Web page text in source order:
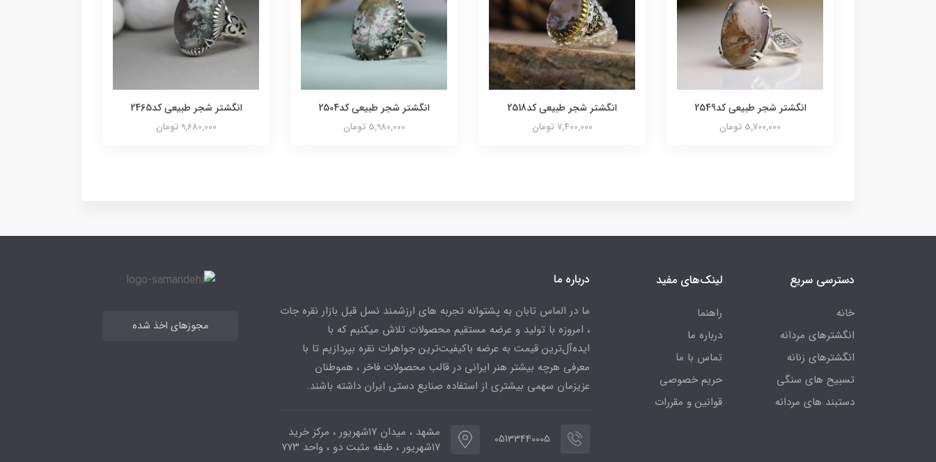
انگشتر شجر طبیعی کد2549
5,700,000 تومان
انگشتر شجر طبیعی کد2518
7,400,000 تومان
انگشتر شجر طبیعی کد2504
5,980,000 تومان
انگشتر شجر طبیعی کد2465
9,680,000 تومان
دسترسی سریع
خانه
انگشترهای مردانه
انگشترهای زنانه
تسبیح های سنگی
دستبند های مردانه
لینک‌های مفید
راهنما
درباره ما
تماس با ما
حریم خصوصی
قوانین و مقررات
درباره ما
ما در الماس تابان به پشتوانه تجربه های ارزشمند نسل قبل بازار نقره جات
، امروزه با تولید و عرضه مستقیم محصولات تلاش میکنیم که با
ایده‌آل‌ترین قیمت به عرضه باکیفیت‌ترین جواهرات نقره بپردازیم تا با
معرفی هرچه بیشتر هنر ایرانی در قالب محصولات فاخر ، هموطنان
عزیزمان سهمی بیشتری از استفاده صنایع دستی ایران داشته باشند.
05133440005
مشهد ، میدان ۱۷شهریور ، مرکز خرید
۱۷شهریور ، طبقه مثبت دو ، واحد ۷۷۳
مجوزهای اخذ شده